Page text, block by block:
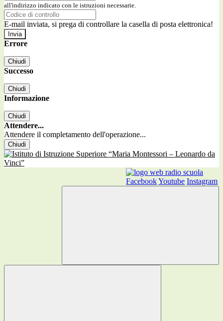
all'indirizzo indicato con le istruzioni necessarie.
E-mail inviata, si prega di controllare la casella di posta elettronica!
Errore
Chiudi
Successo
Chiudi
Informazione
Chiudi
Attendere...
Attendere il completamento dell'operazione...
Chiudi
FacebookYoutube Instagram